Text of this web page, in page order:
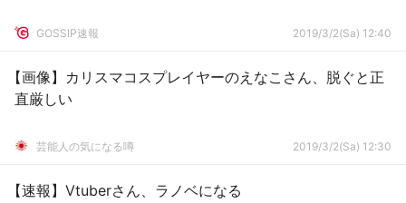
GOSSIP速報 2019/3/2(Sa) 12:40
【画像】カリスマコスプレイヤーのえなこさん、脱ぐと正
直厳しい
芸能人の気になる噂 2019/3/2(Sa) 12:30
【速報】Vtuberさん、ラノベになる